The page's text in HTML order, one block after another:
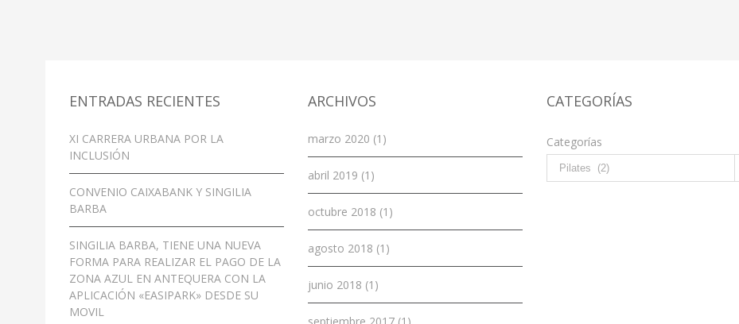
ENTRADAS RECIENTES
XI CARRERA URBANA POR LA
INCLUSIÓN
CONVENIO CAIXABANK Y SINGILIA
BARBA
SINGILIA BARBA, TIENE UNA NUEVA
FORMA PARA REALIZAR EL PAGO DE LA
ZONA AZUL EN ANTEQUERA CON LA
APLICACIÓN «EASIPARK» DESDE SU
MOVIL
ARCHIVOS
marzo 2020 (1)
abril 2019 (1)
octubre 2018 (1)
agosto 2018 (1)
junio 2018 (1)
CATEGORÍAS
Categorías